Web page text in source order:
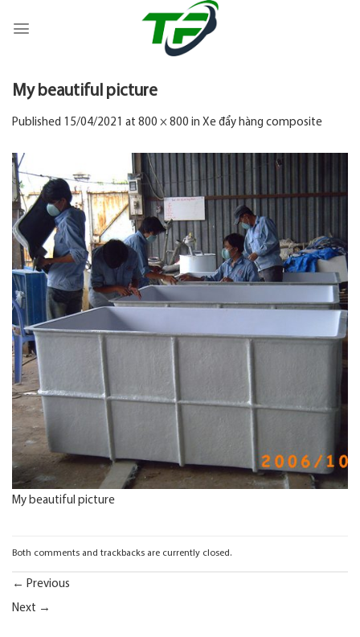
My beautiful picture
Published 15/04/2021 at 800 × 800 in Xe đẩy hàng composite
My beautiful picture
Both comments and trackbacks are currently closed.
← Previous
Next →